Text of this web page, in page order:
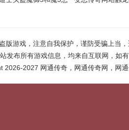
版游戏，注意自我保护，谨防受骗上当
发布所有游戏信息，均来自互联网，如
2026-2027 网通传奇，网通传奇网，网